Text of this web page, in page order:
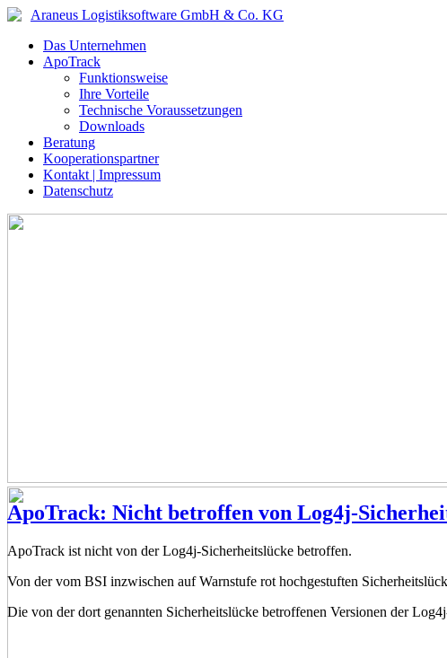
Araneus Logistiksoftware GmbH & Co. KG
Das Unternehmen
ApoTrack
Funktionsweise
Ihre Vorteile
Technische Voraussetzungen
Downloads
Beratung
Kooperationspartner
Kontakt | Impressum
Datenschutz
ApoTrack: Nicht betroffen von Log4j-
ApoTrack ist nicht von der Log4j-Sicherheitslücke betroffen.
Von der vom BSI inzwischen auf Warnstufe rot hochgestuften
Die von der dort genannten Sicherheitslücke betroffenen Versionen der